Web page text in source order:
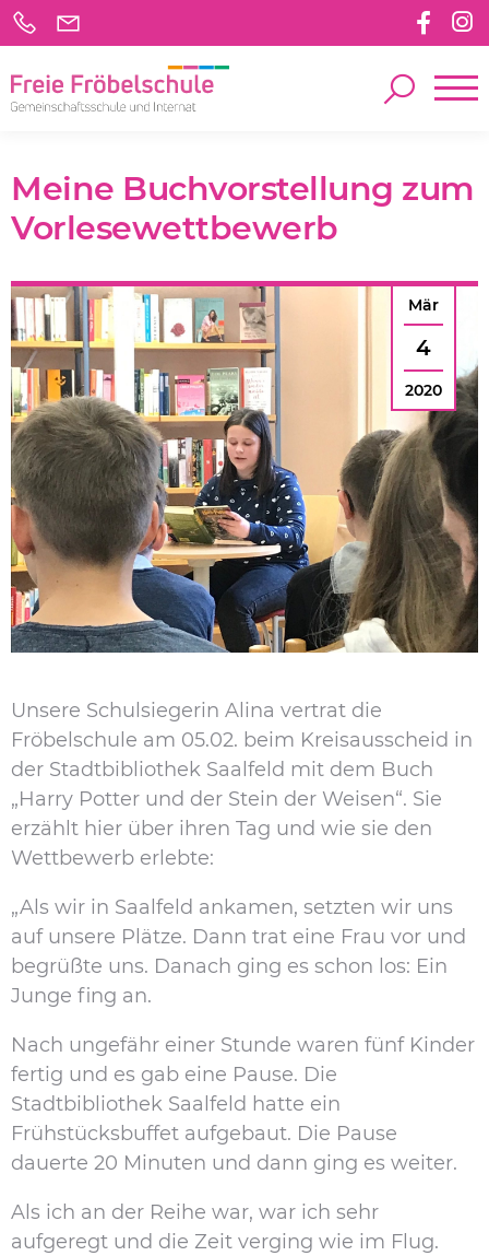
Meine Buchvorstellung zum
Vorlesewettbewerb
Mär
4
2020
Unsere Schulsiegerin Alina vertrat die
Fröbelschule am 05.02. beim Kreisausscheid in
der Stadtbibliothek Saalfeld mit dem Buch
„Harry Potter und der Stein der Weisen“. Sie
erzählt hier über ihren Tag und wie sie den
Wettbewerb erlebte:
„Als wir in Saalfeld ankamen, setzten wir uns
auf unsere Plätze. Dann trat eine Frau vor und
begrüßte uns. Danach ging es schon los: Ein
Junge fing an.
Nach ungefähr einer Stunde waren fünf Kinder
fertig und es gab eine Pause. Die
Stadtbibliothek Saalfeld hatte ein
Frühstücksbuffet aufgebaut. Die Pause
dauerte 20 Minuten und dann ging es weiter.
Als ich an der Reihe war, war ich sehr
aufgeregt und die Zeit verging wie im Flug.